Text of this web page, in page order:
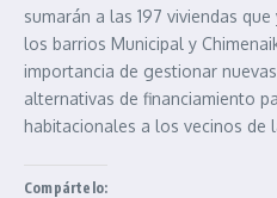
sumarán a las 197 viviendas
los barrios Municipal y
importancia de gestionar
alternativas de financiamiento
habitacionales a los vecinos de
Compártelo: